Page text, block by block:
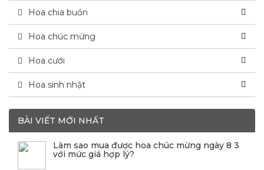
Hoa chia buồn
Hoa chúc mừng
Hoa cưới
Hoa sinh nhật
BÀI VIẾT MỚI NHẤT
Làm sao mua được hoa chúc mừng ngày 8 3
với mức giá hợp lý?